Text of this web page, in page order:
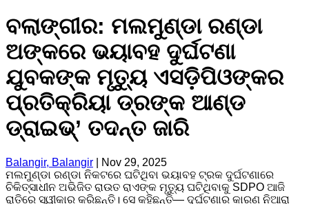
ବଲାଙ୍ଗୀର: ମଲମୁଣ୍ଡା ରଣ୍ଡା
ଅଙ୍କରେ ଭୟାବହ ଦୁର୍ଘଟଣା
ଯୁବକଙ୍କ ମୃତ୍ୟୁ ଏସଡ଼ିପିଓଙ୍କର
ପ୍ରତିକ୍ରିୟା ଡ୍ରଙ୍କ ଆଣ୍ଡ
ଡ୍ରାଇଭ୍’ ତଦନ୍ତ ଜାରି
Balangir, Balangir
Nov 29, 2025
ମଲମୁଣ୍ଡା ରଣ୍ଡା ନିକଟରେ ଘଟିଥିବା ଭୟାବହ ଟ୍ରକ ଦୁର୍ଘଟଣାରେ
ଚିକିତ୍ସାଧୀନ ଅଭିଜିତ ରାଉତ ରାଏଙ୍କ ମୃତ୍ୟୁ ଘଟିଥିବାକୁ SDPO ଆଜି
ରାତିରେ ସ୍ୱୀକାର କରିଛନ୍ତି। ସେ କହିଛନ୍ତି— ଦୁର୍ଘଟଣାର କାରଣ ନିଆରା